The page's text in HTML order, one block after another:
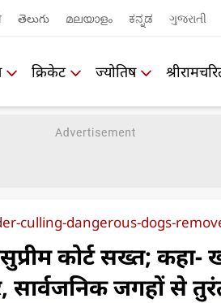
తెలుగు മലയാളം ಕನ್ನಡ ગુજરાતી
क्रिकेट ज्योतिष
culling-dangerous-dogs-
कोर्ट सख्त; कहा-
सार्वजनिक जगहों से